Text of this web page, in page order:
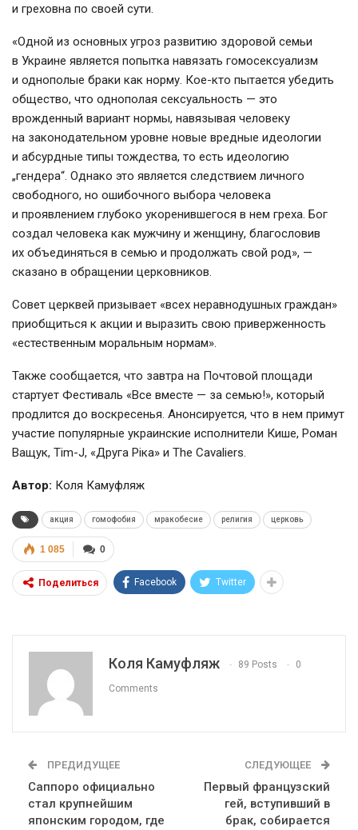
и греховна по своей сути.
«Одной из основных угроз развитию здоровой семьи
в Украине является попытка навязать гомосексуализм
и однополые браки как норму. Кое-кто пытается убедить
общество, что однополая сексуальность — это
врожденный вариант нормы, навязывая человеку
на законодательном уровне новые вредные идеологии
и абсурдные типы тождества, то есть идеологию
„гендера“. Однако это является следствием личного
свободного, но ошибочного выбора человека
и проявлением глубоко укоренившегося в нем греха. Бог
создал человека как мужчину и женщину, благословив
их объединяться в семью и продолжать свой род», —
сказано в обращении церковников.
Совет церквей призывает «всех неравнодушных граждан»
приобщиться к акции и выразить свою приверженность
«естественным моральным нормам».
Также сообщается, что завтра на Почтовой площади
стартует Фестиваль «Все вместе — за семью!», который
продлится до воскресенья. Анонсируется, что в нем примут
участие популярные украинские исполнители Кише, Роман
Ващук, Tim-J, «Друга Ріка» и The Cavaliers.
Автор: Коля Камуфляж
акция гомофобия мракобесие религия церковь
0
1 085
Поделиться Facebook Twitter
Коля Камуфляж 89 Posts 0
Comments
ПРЕДИДУЩЕЕ
Саппоро официально
стал крупнейшим
японским городом, где
СЛЕДУЮЩЕЕ
Первый французский
гей, вступивший в
брак, собирается